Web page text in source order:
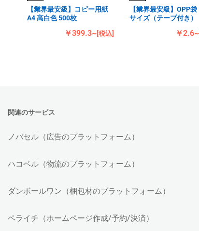
【業界最安級】コピー用紙
A4 高白色 500枚
￥399.3~[税込]
【業界最安級】OPP
サイズ（テープ付き）
￥2.6~
関連のサービス
ノバセル（広告のプラットフォーム）
ハコベル（物流のプラットフォーム）
ダンボールワン（梱包材のプラットフォーム）
ペライチ（ホームページ作成/予約/決済）